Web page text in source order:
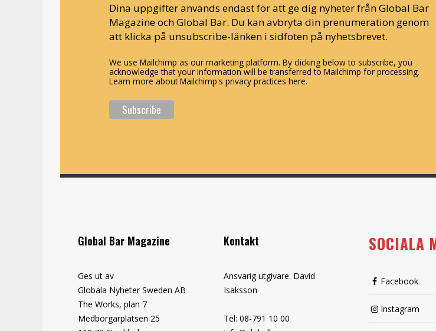
Dina uppgifter används endast för att ge dig nyheter från Global Bar
Magazine och Global Bar. Du kan avbryta din prenumeration genom
att klicka på unsubscribe-länken i sidfoten på nyhetsbrevet.
We use Mailchimp as our marketing platform. By clicking below to subscribe, you
acknowledge that your information will be transferred to Mailchimp for processing.
Learn more about Mailchimp's privacy practices here.
Global Bar Magazine
Ges ut av
Globala Nyheter Sweden AB
The Works, plan 7
Medborgarplatsen 25
Kontakt
Ansvarig utgivare: David
Isaksson
Tel: 08-791 10 00
SOCIALA
Facebook
Instagram